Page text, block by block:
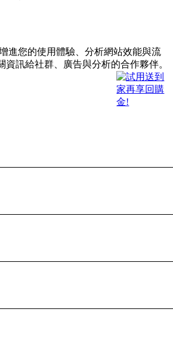
進您的使用體驗、分析網站效能與流
資訊給社群、廣告與分析的合作夥伴。